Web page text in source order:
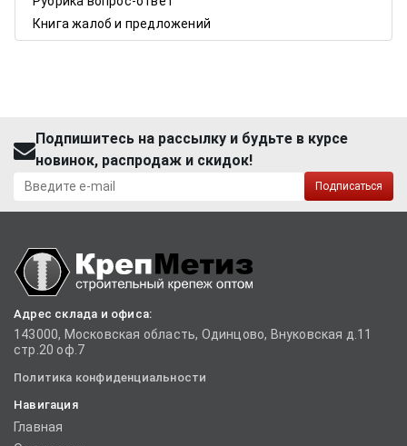
Книга жалоб и предложений
Подпишитесь на рассылку и будьте в курсе
новинок, распродаж и скидок!
Подписаться
Адрес склада и офиса:
143000, Московская область, Одинцово, Внуковская д.11
стр.20 оф.7
Политика конфиденциальности
Навигация
Главная